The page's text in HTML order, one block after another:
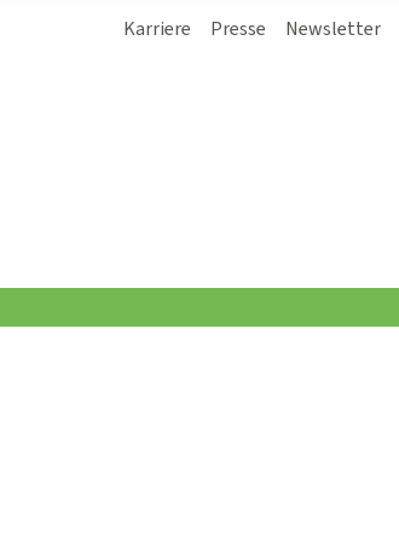
Karriere Presse Newsletter